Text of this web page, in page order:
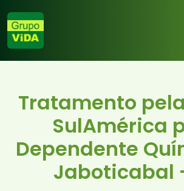
Tratamento
SulAmérica
Dependente
Jaboticabal